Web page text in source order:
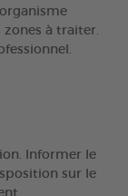
à traiter.
Informer le
sur le